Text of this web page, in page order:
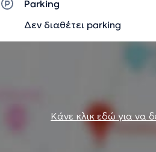
Parking
Δεν διαθέτει parking
Κάνε κλικ εδώ για να